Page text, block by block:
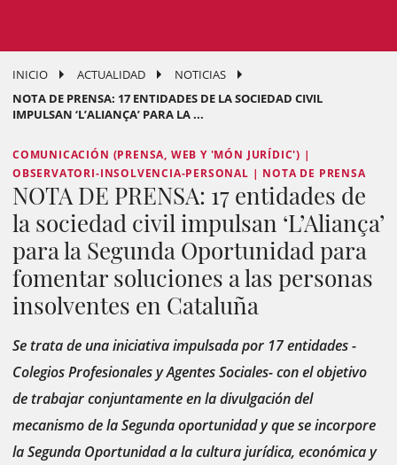
INICIO ACTUALIDAD
NOTICIAS
NOTA DE PRENSA: 17 ENTIDADES DE LA SOCIEDAD CIVIL
IMPULSAN ‘L’ALIANÇA’ PARA LA ...
COMUNICACIÓN (PRENSA, WEB Y 'MÓN JURÍDIC') |
OBSERVATORI-INSOLVENCIA-PERSONAL | NOTA DE PRENSA
NOTA DE PRENSA: 17 entidades de
la sociedad civil impulsan ‘L’Aliança’
para la Segunda Oportunidad para
fomentar soluciones a las personas
insolventes en Cataluña
Se trata de una iniciativa impulsada por 17 entidades -
Colegios Profesionales y Agentes Sociales- con el objetivo
de trabajar conjuntamente en la divulgación del
mecanismo de la Segunda oportunidad y que se incorpore
la Segunda Oportunidad a la cultura jurídica, económica y